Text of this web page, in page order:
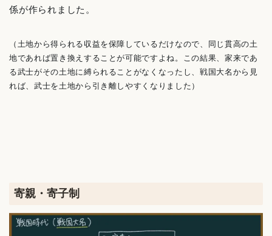
係が作られました。
（土地から得られる収益を保障しているだけなので、同じ貫高の土
地であれば置き換えすることが可能ですよね。この結果、家来であ
る武士がその土地に縛られることがなくなったし、戦国大名から見
れば、武士を土地から引き離しやすくなりました）
寄親・寄子制